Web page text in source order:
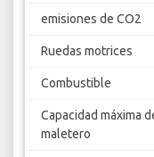
emisiones de CO2
Ruedas motrices
Combustible
Capacidad máxima
maletero